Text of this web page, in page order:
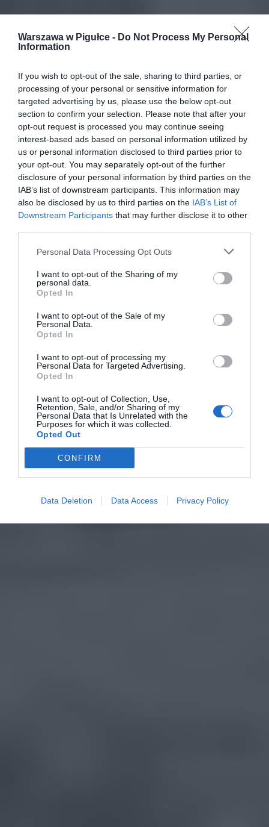
Warszawa w Pigułce - Do Not Process My Personal
Information
If you wish to opt-out of the sale, sharing to third parties, or
processing of your personal or sensitive information for
targeted advertising by us, please use the below opt-out
section to confirm your selection. Please note that after your
opt-out request is processed you may continue seeing
interest-based ads based on personal information utilized by
us or personal information disclosed to third parties prior to
your opt-out. You may separately opt-out of the further
disclosure of your personal information by third parties on the
IAB’s list of downstream participants. This information may
also be disclosed by us to third parties on the IAB’s List of
Downstream Participants that may further disclose it to other
Personal Data Processing Opt Outs
I want to opt-out of the Sharing of my
personal data.
Opted In
I want to opt-out of the Sale of my
Personal Data.
Opted In
I want to opt-out of processing my
Personal Data for Targeted Advertising.
Opted In
I want to opt-out of Collection, Use,
Retention, Sale, and/or Sharing of my
Personal Data that Is Unrelated with the
Purposes for which it was collected.
Opted Out
CONFIRM
Data Deletion Data Access Privacy Policy